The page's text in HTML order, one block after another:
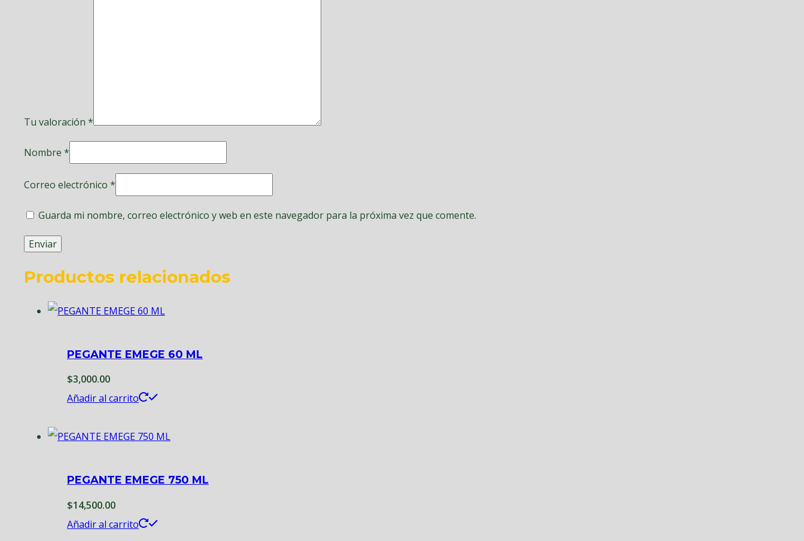
Tu valoración *
Nombre *
Correo electrónico *
Guarda mi nombre, correo electrónico y web en este navegador para la próxima vez que comente.
Productos relacionados
PEGANTE EMEGE 60 ML
$3,000.00
Añadir al carrito
PEGANTE EMEGE 750 ML
$14,500.00
Añadir al carrito